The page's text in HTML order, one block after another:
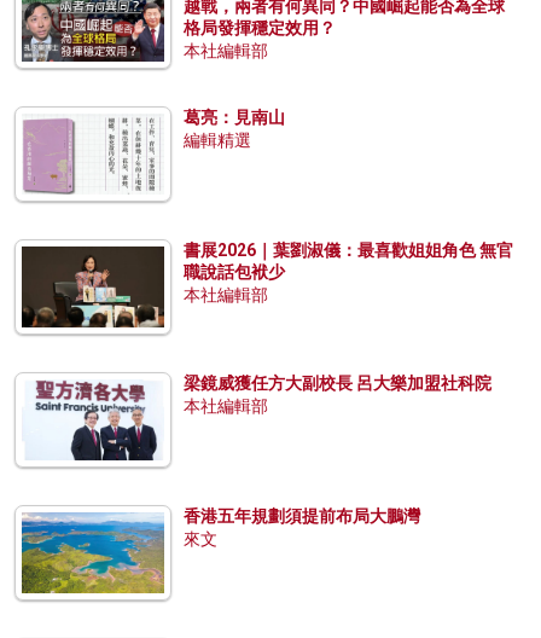
越戰，兩者有何異同？中國崛起能否為全球
格局發揮穩定效用？
本社編輯部
葛亮：見南山
編輯精選
書展2026｜葉劉淑儀：最喜歡姐姐角色 無官
職說話包袱少
本社編輯部
梁鏡威獲任方大副校長 呂大樂加盟社科院
本社編輯部
香港五年規劃須提前布局大鵬灣
來文